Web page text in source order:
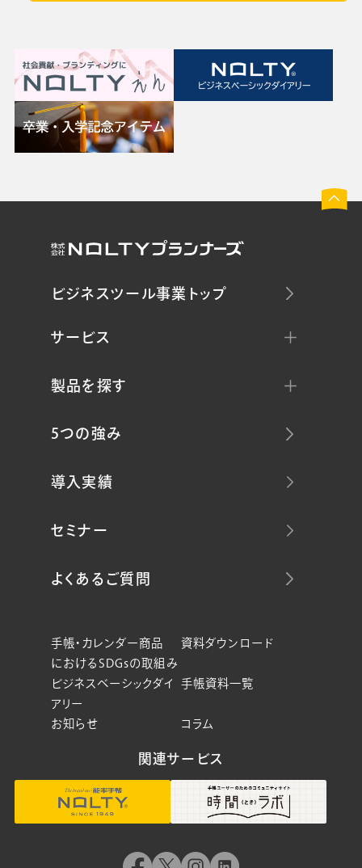
ビジネスツール事業トップ
サービス
製品を探す
5つの強み
導入実績
セミナー
よくあるご質問
手帳・カレンダー商品
におけるSDGsの取組み
資料ダウンロード
ビジネスベーシックダイ
アリー
手帳資料一覧
お知らせ コラム
関連サービス